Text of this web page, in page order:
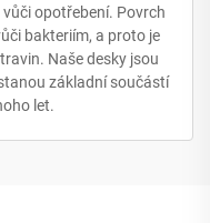
opotřebení. Povrch
bakteriím, a proto je
Naše desky jsou
základní součástí
let.